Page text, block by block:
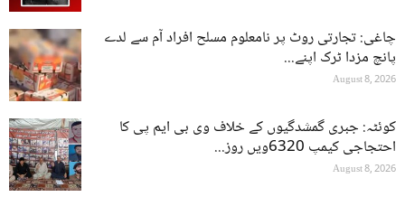
چاغی: تجارتی روٹ پر نامعلوم مسلح افراد آم سے لدے
پانچ مزدا ٹرک اپنے...
August 8, 2026
کوئٹہ: جبری گمشدگیوں کے خلاف وی بی ایم پی کا
احتجاجی کیمپ 6320ویں روز...
August 8, 2026